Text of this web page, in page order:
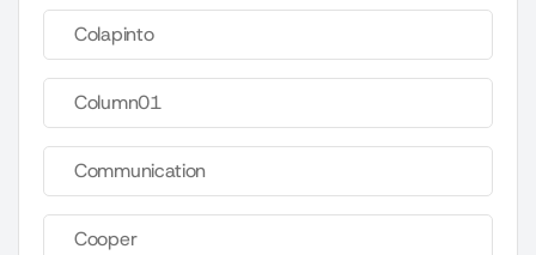
Colapinto
Column01
Communication
Cooper